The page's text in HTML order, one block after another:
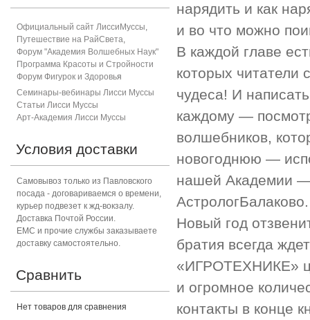
нарядить и как
и во что можно
В каждой главе
которых читатели
чудеса! И
каждому —
волшебников,
новогоднюю —
нашей Академии —
АстрологБалаково.
Новый год
братия всегда
«ИГРОТЕХНИКЕ»
и огромное
контакты в конце
Официальный сайт ЛиссиМуссы,
Путешествие на РайСвета,
Форум "Академия Волшебных Наук"
Программа Красоты и Стройности
Форум Фигурок и Здоровья
Семинары-вебинары Лисси Муссы
Статьи Лисси Муссы
Арт-Академия Лисси Муссы
Условия доставки
Самовывоз только из Павловского
посада - договариваемся о времени,
курьер подвезет к жд-вокзалу.
Доставка Почтой России.
ЕМС и прочие службы заказываете
доставку самостоятельно.
Сравнить
Нет товаров для сравнения